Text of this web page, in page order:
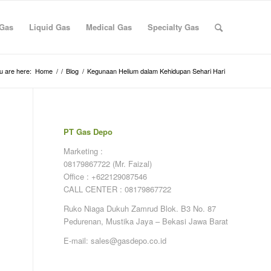
Liquid Gas Medical Gas Specialty Gas
are here: Home / / Blog / Kegunaan Helium dalam Kehidupan Sehari Hari
PT Gas Depo
Marketing :
08179867722 (Mr. Faizal)
Office : +622129087546
CALL CENTER : 08179867722
Ruko Niaga Dukuh Zamrud Blok. B3 No. 87
Pedurenan, Mustika Jaya – Bekasi Jawa Barat
E-mail: sales@gasdepo.co.id